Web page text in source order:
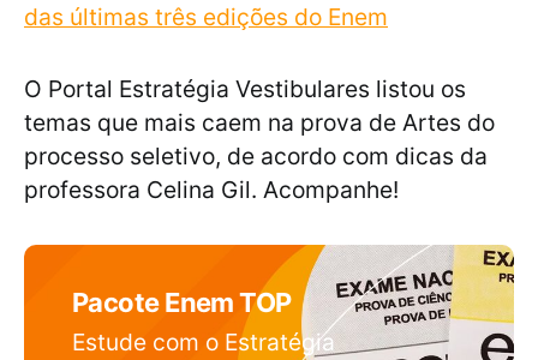
das últimas três edições do Enem
O Portal Estratégia Vestibulares listou os
temas que mais caem na prova de Artes do
processo seletivo, de acordo com dicas da
professora Celina Gil. Acompanhe!
Pacote Enem TOP
Estude com o Estratégia